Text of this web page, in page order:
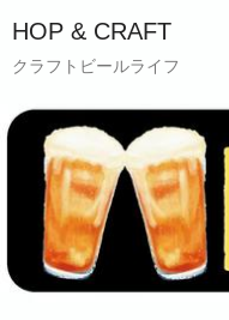
HOP & CRAFT
クラフトビールライフ